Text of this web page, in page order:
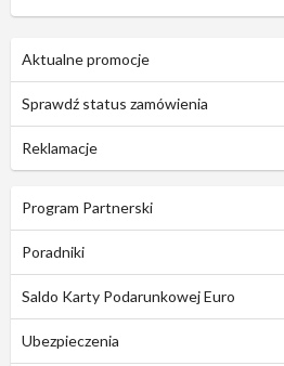
Aktualne promocje
Sprawdź status zamówienia
Reklamacje
Program Partnerski
Poradniki
Saldo Karty Podarunkowej Euro
Ubezpieczenia